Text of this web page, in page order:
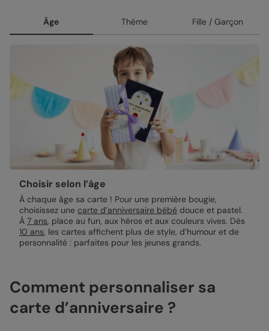
Âge Thème Fille / Garçon
Choisir selon l’âge
À chaque âge sa carte ! Pour une première bougie,
choisissez une carte d’anniversaire bébé douce et pastel.
À 7 ans, place au fun, aux héros et aux couleurs vives. Dès
10 ans, les cartes affichent plus de style, d’humour et de
personnalité : parfaites pour les jeunes grands.
Comment personnaliser sa
carte d’anniversaire ?